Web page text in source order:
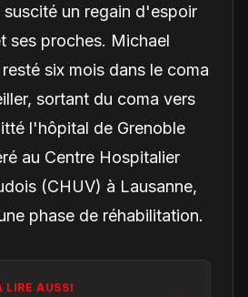
un regain d'espoir
ses proches. Michael
six mois dans le coma
sortant du coma vers
l'hôpital de Grenoble
au Centre Hospitalier
(CHUV) à Lausanne,
phase de réhabilitation.
LIRE AUSSI